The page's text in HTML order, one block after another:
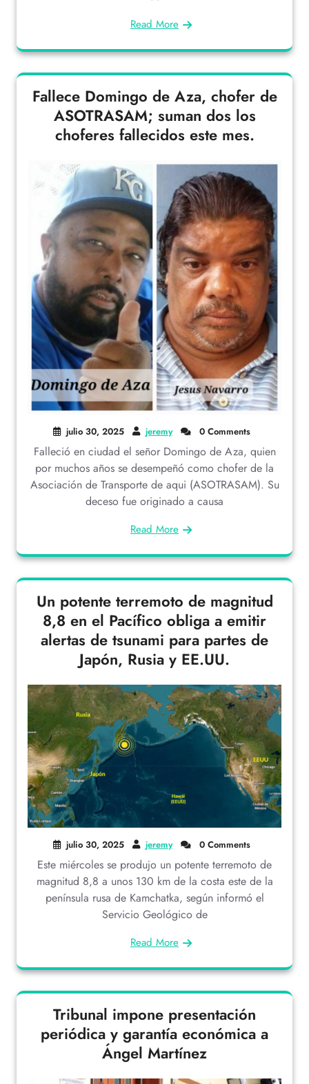
Read More
Fallece Domingo de Aza, chofer de
ASOTRASAM; suman dos los
choferes fallecidos este mes.
julio 30, 2025 jeremy 0 Comments
Falleció en ciudad el señor Domingo de Aza, quien
por muchos años se desempeñó como chofer de la
Asociación de Transporte de aqui (ASOTRASAM). Su
deceso fue originado a causa
Read More
Un potente terremoto de magnitud
8,8 en el Pacífico obliga a emitir
alertas de tsunami para partes de
Japón, Rusia y EE.UU.
julio 30, 2025 jeremy 0 Comments
Este miércoles se produjo un potente terremoto de
magnitud 8,8 a unos 130 km de la costa este de la
península rusa de Kamchatka, según informó el
Servicio Geológico de
Read More
Tribunal impone presentación
periódica y garantía económica a
Ángel Martínez